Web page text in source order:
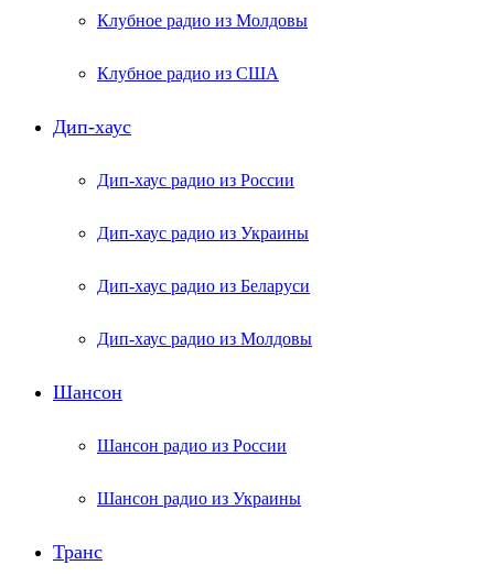
Клубное радио из Молдовы
Клубное радио из США
Дип-хаус
Дип-хаус радио из России
Дип-хаус радио из Украины
Дип-хаус радио из Беларуси
Дип-хаус радио из Молдовы
Шансон
Шансон радио из России
Шансон радио из Украины
Транс